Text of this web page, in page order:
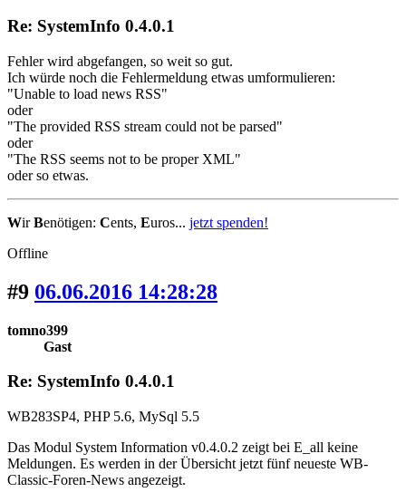
Re: SystemInfo 0.4.0.1
Fehler wird abgefangen, so weit so gut.
Ich würde noch die Fehlermeldung etwas umformulieren:
"Unable to load news RSS"
oder
"The provided RSS stream could not be parsed"
oder
"The RSS seems not to be proper XML"
oder so etwas.
WirBenötigen: Cents, Euros... jetzt spenden!
Offline
#9 06.06.2016 14:28:28
tomno399
Gast
Re: SystemInfo 0.4.0.1
WB283SP4, PHP 5.6, MySql 5.5
Das Modul System Information v0.4.0.2 zeigt bei E_all keine
Meldungen. Es werden in der Übersicht jetzt fünf neueste WB-
Classic-Foren-News angezeigt.